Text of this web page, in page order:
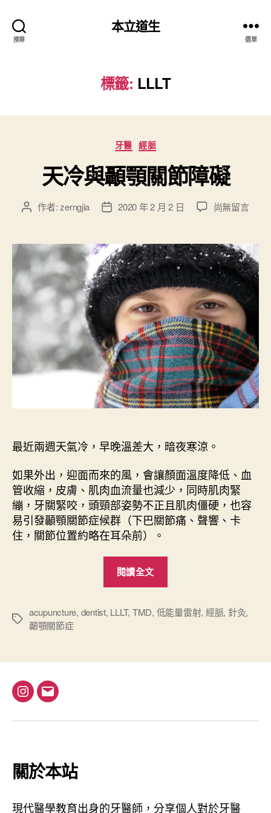
搜尋
本立道生
選單
標籤: LLLT
分
類
牙醫 經脈
天冷與顳顎關節障礙
文
者
作者:zerngjia
文
佈
日
期
2020 年 2 月 2 日
在
冷
與
顳
顎
關
節
障
礙
〉
中
尚無留言
最近兩週天氣冷，早晚溫差大，暗夜寒涼。
如果外出，迎面而來的風，會讓顏面溫度降低、血
管收縮，皮膚、肌肉血流量也減少，同時肌肉緊
繃，牙關緊咬，頭頸部姿勢不正且肌肉僵硬，也容
易引發顳顎關節症候群（下巴關節痛、聲響、卡
住，關節位置約略在耳朵前）。
閱讀全文
與
關
標
acupuncture, dentist, LLLT, TMD, 低能量雷射, 經脈, 針灸,
顳顎關節症
I
a
g
電
地
址
關於本站
現代醫學教育出身的牙醫師，分享個人對於牙醫